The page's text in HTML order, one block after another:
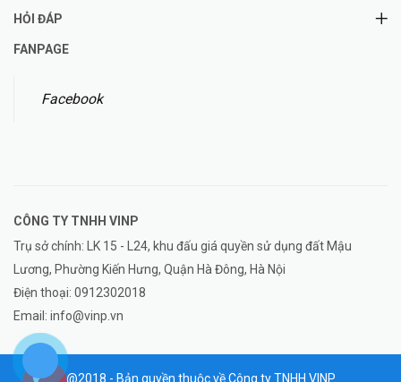
HỎI ĐÁP
FANPAGE
Facebook
CÔNG TY TNHH VINP
Trụ sở chính: LK 15 - L24, khu đấu giá quyền sử dụng đất Mậu
Lương, Phường Kiến Hưng, Quận Hà Đông, Hà Nội
Điện thoại: 0912302018
Email: info@vinp.vn
@2018 - Bản quyền thuộc về Công ty TNHH VINP